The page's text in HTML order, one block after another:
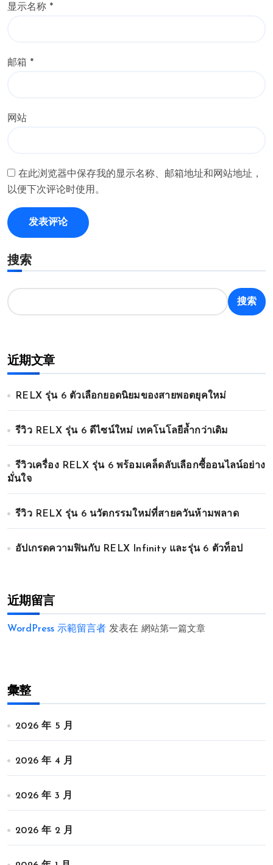
显示名称 *
邮箱 *
网站
在此浏览器中保存我的显示名称、邮箱地址和网站地址，
以便下次评论时使用。
搜索
搜索
近期文章
RELX รุ่น 6 ตัวเลือกยอดนิยมของสายพอตยุคใหม่
รีวิว RELX รุ่น 6 ดีไซน์ใหม่ เทคโนโลยีล้ำกว่าเดิม
รีวิวเครื่อง RELX รุ่น 6 พร้อมเคล็ดลับเลือกซื้ออนไลน์อย่าง
มั่นใจ
รีวิว RELX รุ่น 6 นวัตกรรมใหม่ที่สายควันห้ามพลาด
อัปเกรดความฟินกับ RELX Infinity และรุ่น 6 ตัวท็อป
近期留言
WordPress 示範留言者 发表在 網站第一篇文章
彙整
2026 年 5 月
2026 年 4 月
2026 年 3 月
2026 年 2 月